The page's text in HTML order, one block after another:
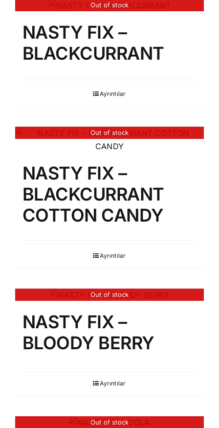
Out of stock
NASTY FIX –
BLACKCURRANT
Ayrıntılar
Out of stock
NASTY FIX –
BLACKCURRANT
COTTON CANDY
Ayrıntılar
Out of stock
NASTY FIX –
BLOODY BERRY
Ayrıntılar
Out of stock